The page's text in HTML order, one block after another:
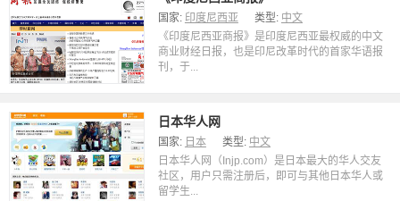
国家: 印度尼西亚 类型: 中文
《印度尼西亚商报》是印度尼西亚最权威的中文
商业财经日报，也是印尼改革时代的首家华语报
刊，于...
日本华人网
国家: 日本 类型: 中文
日本华人网（Injp.com）是日本最大的华人交友
社区，用户只需注册后，即可与其他日本华人或
留学生...